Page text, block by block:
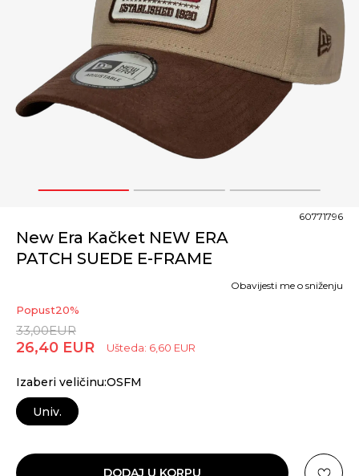
1 2 3
New Era Kačket NEW ERA
PATCH SUEDE E-FRAME
60771796
Popust20%
33,00EUR
26,40 EUR Ušteda: 6,60 EUR
Obavijesti me o sniženju
Izaberi veličinu:OSFM
Univ.
DODAJ U KORPU